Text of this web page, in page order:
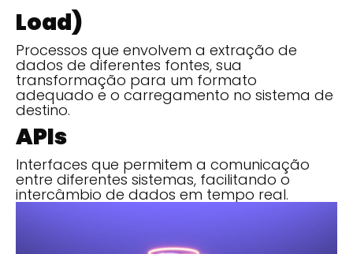
Load)
Processos que envolvem a extração de
dados de diferentes fontes, sua
transformação para um formato
adequado e o carregamento no sistema de
destino.
APIs
Interfaces que permitem a comunicação
entre diferentes sistemas, facilitando o
intercâmbio de dados em tempo real.